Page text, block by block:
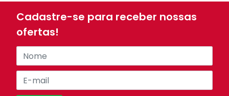
Cadastre-se para receber nossas
ofertas!